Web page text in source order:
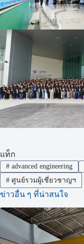
แท็ก
#advanced engineering
#ศูนย์รวมผู้เชี่ยวชาญฯ
ข่าวอื่น ๆ ที่น่าสนใจ